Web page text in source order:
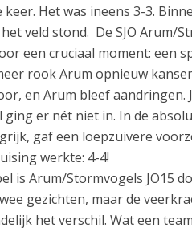
keer. Het was ineens 3-3.
veld stond. De SJO Arum/
een cruciaal moment: een
rook Arum opnieuw
en Arum bleef
ging er nét niet in. In de
gaf een loepzuivere
werkte: 4-4!
is Arum/Stormvogels JO15
gezichten, maar de
het verschil. Wat een